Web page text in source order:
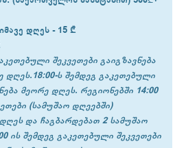
დღეს -15 ₾
შეკვეთები გაიგზავნება
დღეს.18:00-ს შემდეგ გაკეთებული
მეორე დღეს. რეგიონებში 14:00
(სამუშაო დღეებში)
და ჩაგბარდებათ 2 სამუშაო
ის შემდეგ გაკეთებული შეკვეთები